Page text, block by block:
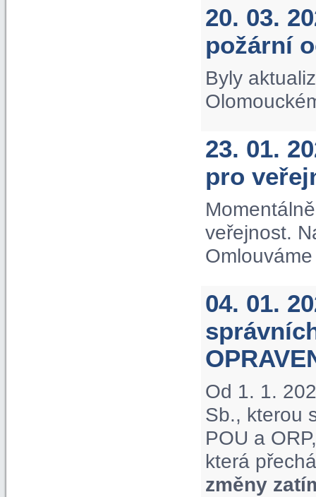
20. 03.
požární
Byly
23. 01.
pro
veřejnost.
04. 01.
Od 1. 1.
Sb., kterou
POU a
která
změny